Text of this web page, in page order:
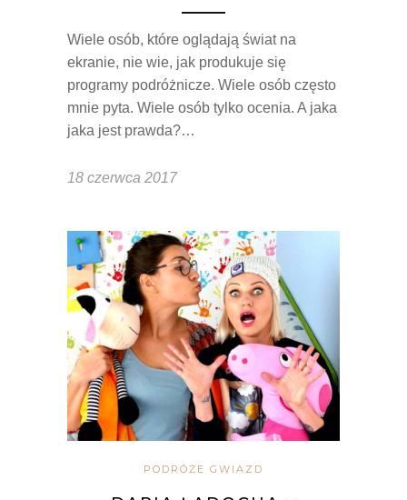
Wiele osób, które oglądają świat na
ekranie, nie wie, jak produkuje się
programy podróżnicze. Wiele osób często
mnie pyta. Wiele osób tylko ocenia. A jaka
jaka jest prawda?…
18 czerwca 2017
PODRÓŻE GWIAZD